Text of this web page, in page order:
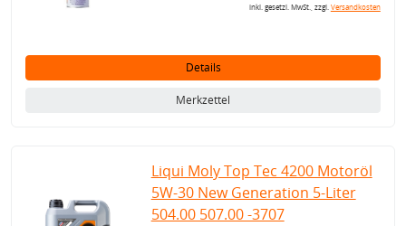
inkl. gesetzl. MwSt., zzgl.Versandkosten
Details
Merkzettel
Liqui Moly Top Tec 4200 Motoröl
5W-30 New Generation 5-Liter
504.00 507.00 -3707